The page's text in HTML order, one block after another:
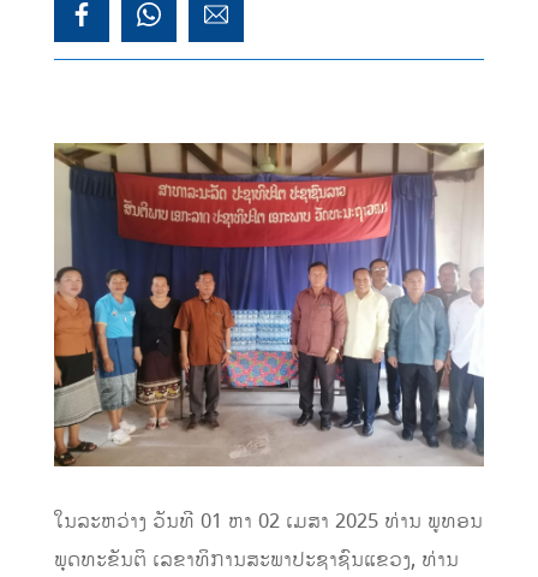
ໃນລະຫວ່າງ ວັນທີ 01 ຫາ 02 ເມສາ 2025 ທ່ານ ພູທອນ
ພຸດທະຂັນຕິ ເລຂາທິການສະພາປະຊາຊົນແຂວງ, ທ່ານ